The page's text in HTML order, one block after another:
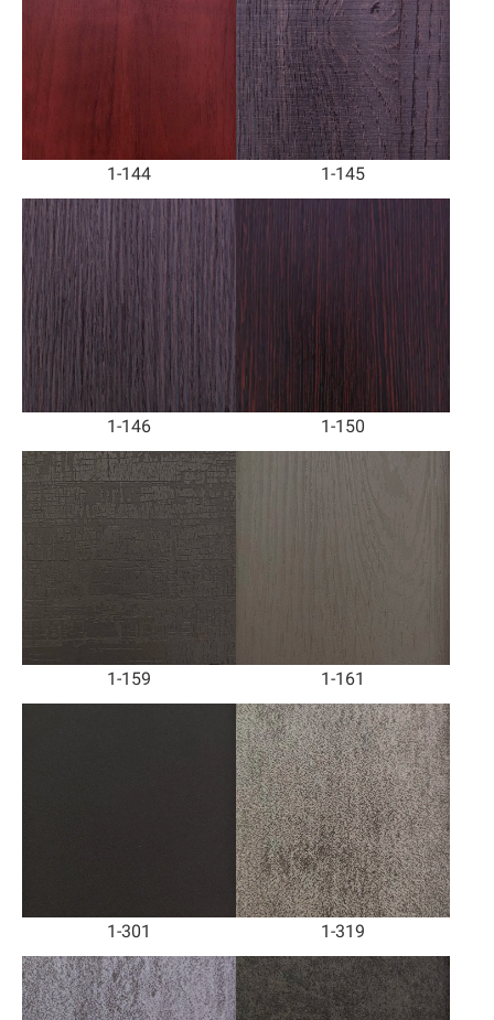
1-144 1-145
1-146 1-150
1-159 1-161
1-301 1-319